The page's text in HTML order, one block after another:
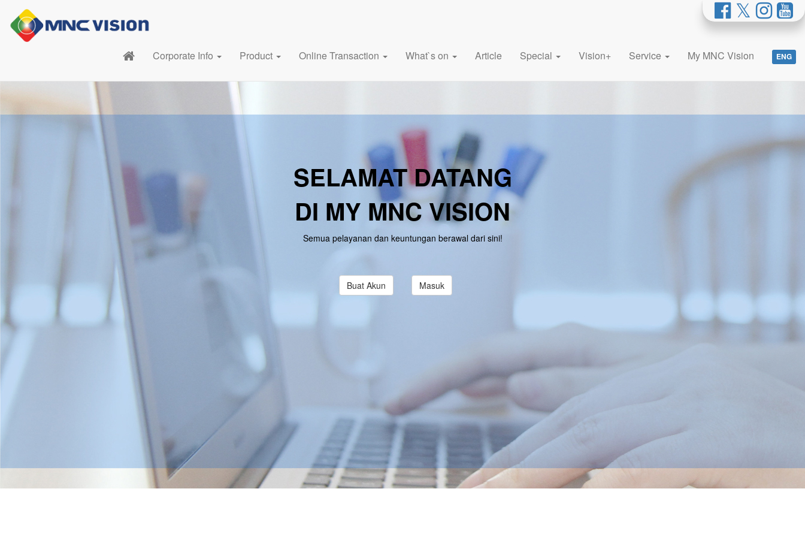
Corporate Info Product Online Transaction What`s on Article Special Vision+ Service My MNC Vision ENG
SELAMAT DATANG
DI MY MNC VISION
Semua pelayanan dan keuntungan berawal dari sini!
Buat Akun Masuk